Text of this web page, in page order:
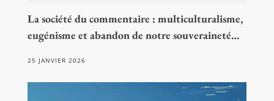
La société du commentaire : multiculturalisme,
eugénisme et abandon de notre souveraineté…
25 JANVIER 2026